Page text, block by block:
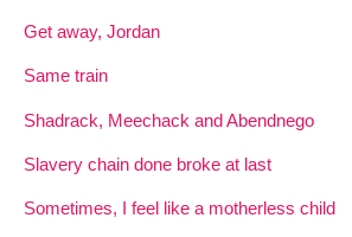
Get away, Jordan
Same train
Shadrack, Meechack and Abendnego
Slavery chain done broke at last
Sometimes, I feel like a motherless child